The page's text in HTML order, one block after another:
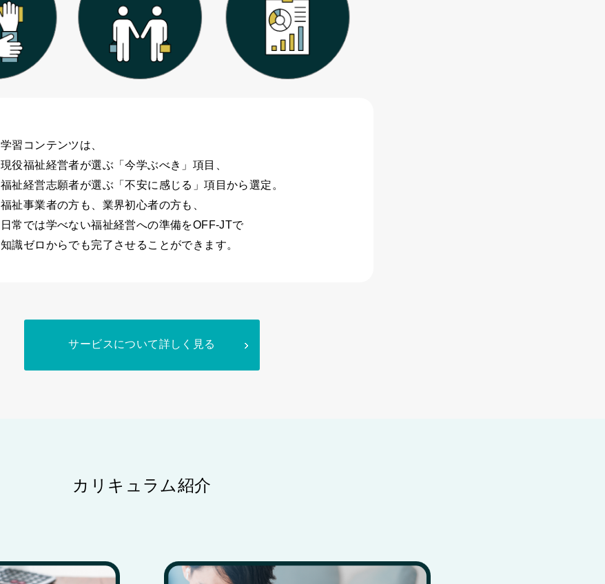
学習コンテンツは、
現役福祉経営者が選ぶ「今学ぶべき」項目、
福祉経営志願者が選ぶ「不安に感じる」項目から選定。
福祉事業者の方も、業界初心者の方も、
日常では学べない福祉経営への準備をOFF-JTで
知識ゼロからでも完了させることができます。
サービスについて詳しく見る
カリキュラム紹介